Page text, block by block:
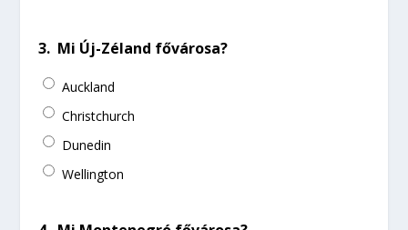
3. Mi Új-Zéland fővárosa?
Auckland
Christchurch
Dunedin
Wellington